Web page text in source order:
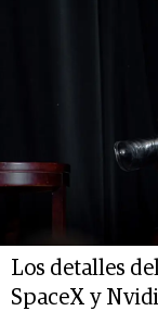
Los detalles
SpaceX y